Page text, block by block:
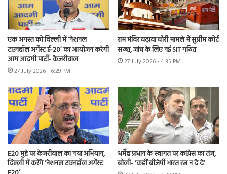
एक अगस्त को दिल्ली में ‘नेशनल
टाउनहॉल अगेंस्ट ई-20’ का आयोजन करेगी
आम आदमी पार्टी- केजरीवाल
27 July 2026 - 6:29 PM
राम मंदिर चढ़ावा चोरी मामले में सुप्रीम कोर्ट
सख्त, जांच के लिए नई SIT गठित
27 July 2026 - 4:35 PM
E20 मुद्दे पर केजरीवाल का नया अभियान,
दिल्ली में करेंगे ‘नेशनल टाउनहॉल अगेंस्ट
धर्मेंद्र प्रधान के स्वागत पर कांग्रेस का तंज,
बोली- ‘कहीं बीजेपी भारत रत्न न दे दे’